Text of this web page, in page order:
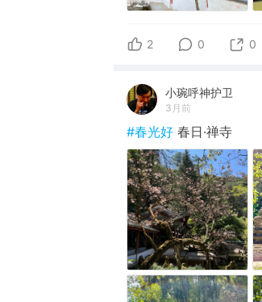
2 0 0
小琬呼神护卫
3月前
#春光好 春日·禅寺